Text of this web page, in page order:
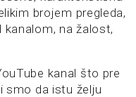
brojem pregleda,
na žalost,
kanal što pre
smo da istu želju